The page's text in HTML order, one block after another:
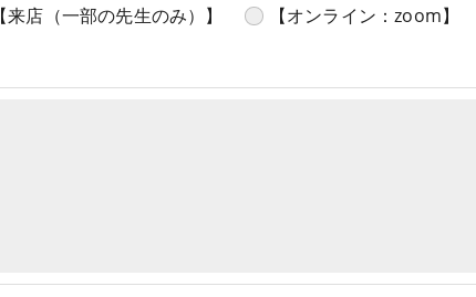
【来店（一部の先生のみ）】 【オンライン：zoom】